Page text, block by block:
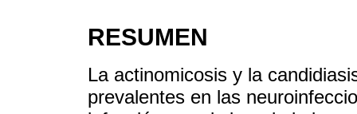
RESUMEN
La actinomicosis y la
prevalentes en las